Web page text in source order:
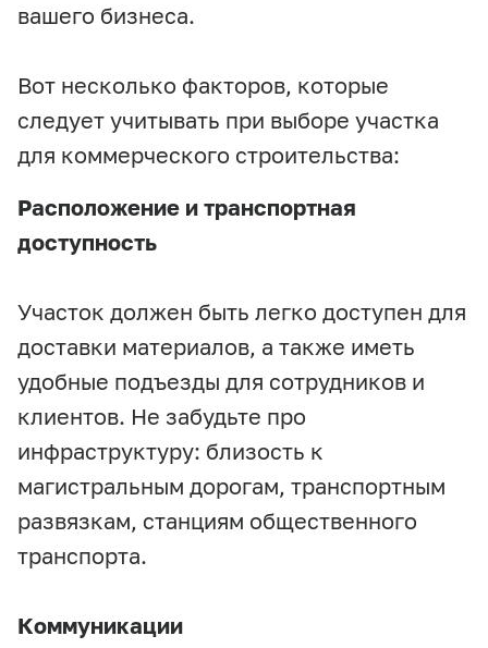
вашего бизнеса.
Вот несколько факторов, которые
следует учитывать при выборе участка
для коммерческого строительства:
Расположение и транспортная
доступность
Участок должен быть легко доступен для
доставки материалов, а также иметь
удобные подъезды для сотрудников и
клиентов. Не забудьте про
инфраструктуру: близость к
магистральным дорогам, транспортным
развязкам, станциям общественного
транспорта.
Коммуникации